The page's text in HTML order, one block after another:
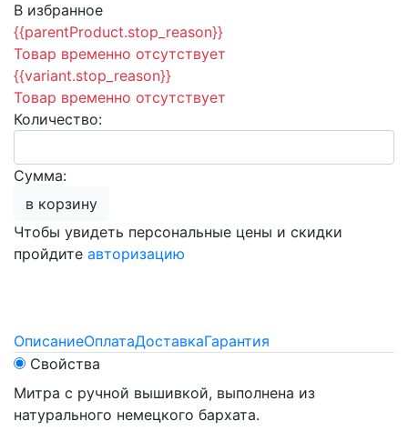
В избранное
{{parentProduct.stop_reason}}
Товар временно отсутствует
{{variant.stop_reason}}
Товар временно отсутствует
Количество:
Сумма:
в корзину
Чтобы увидеть персональные цены и скидки
пройдите авторизацию
ОписаниеОплатаДоставкаГарантия
Свойства
Митра с ручной вышивкой, выполнена из
натурального немецкого бархата.